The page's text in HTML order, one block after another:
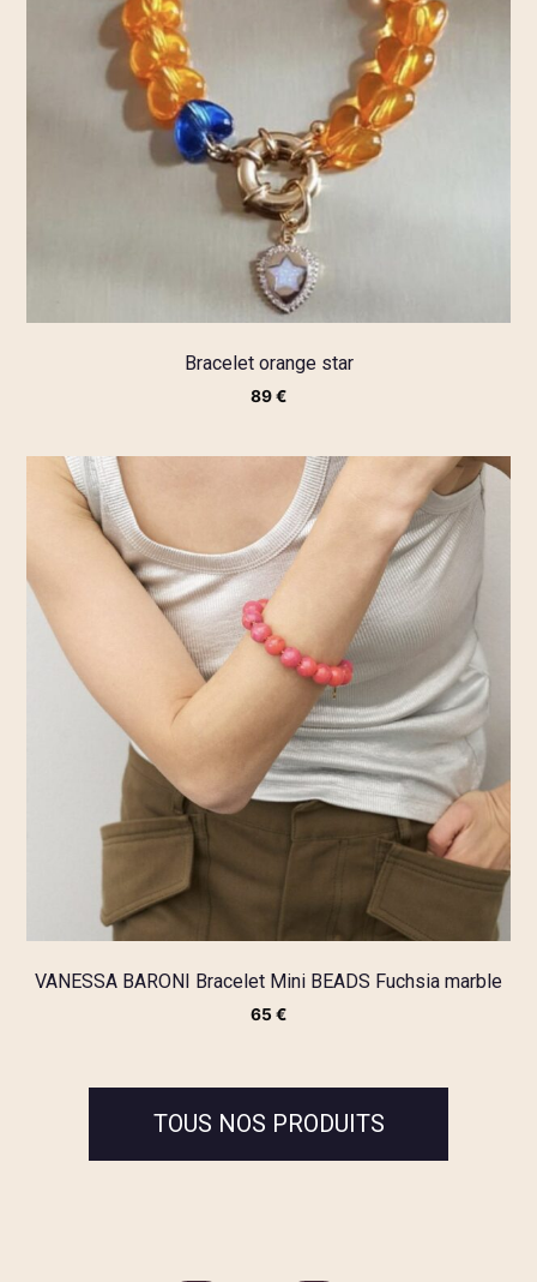
Bracelet orange star
89€
VANESSA BARONI Bracelet Mini BEADS Fuchsia marble
65€
TOUS NOS PRODUITS